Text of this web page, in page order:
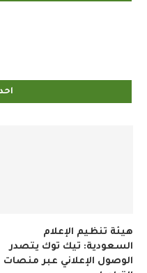
هيئة تنظيم الإعلام
السعودية: تيك توك يتصدر
الوصول الإعلاني عبر منصات